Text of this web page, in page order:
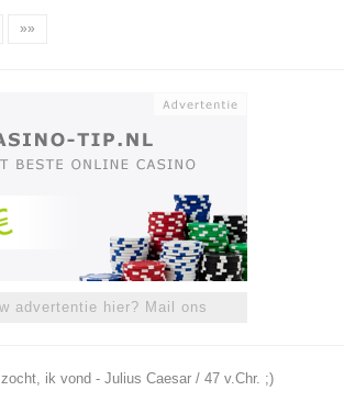
»»
advertentie hier? Mail ons
zocht, ik vond - Julius Caesar / 47 v.Chr. ;)